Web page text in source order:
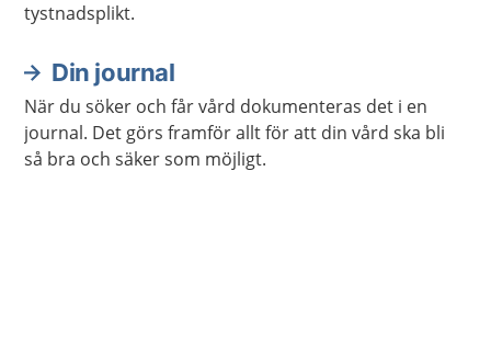
tystnadsplikt.
Din journal
När du söker och får vård dokumenteras det i en
journal. Det görs framför allt för att din vård ska bli
så bra och säker som möjligt.